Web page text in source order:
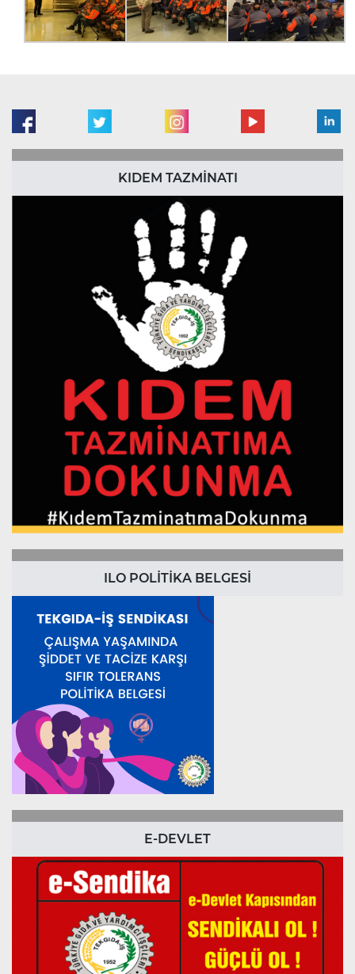
KIDEM TAZMİNATI
ILO POLİTİKA BELGESİ
E-DEVLET